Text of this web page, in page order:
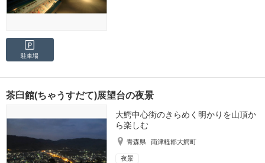
駐車場
茶臼館(ちゃうすだて)展望台の夜景
大鰐中心街のきらめく明かりを山頂か
ら楽しむ
青森県 南津軽郡大鰐町
夜景